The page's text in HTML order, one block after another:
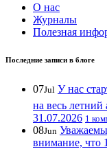
О нас
Журналы
Полезная
Последние записи в блоге
07Jul У нас
на весь летний
31.07.2026 1
08Jun
внимание, что